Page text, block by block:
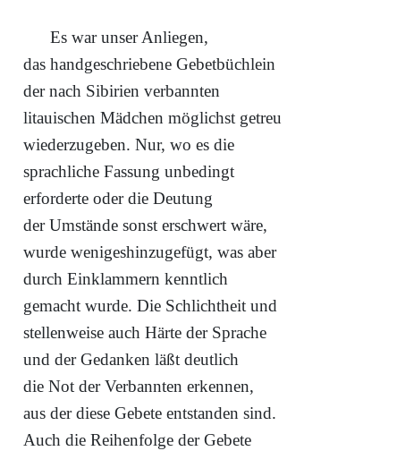
Es war unser Anliegen,
das handgeschriebene Gebetbüchlein
der nach Sibirien verbannten
litauischen Mädchen möglichst getreu
wiederzugeben. Nur, wo es die
sprachliche Fassung unbedingt
erforderte oder die Deutung
der Umstände sonst erschwert wäre,
wurde wenigeshinzugefügt, was aber
durch Einklammern kenntlich
gemacht wurde. Die Schlichtheit und
stellenweise auch Härte der Sprache
und der Gedanken läßt deutlich
die Not der Verbannten erkennen,
aus der diese Gebete entstanden sind.
Auch die Reihenfolge der Gebete